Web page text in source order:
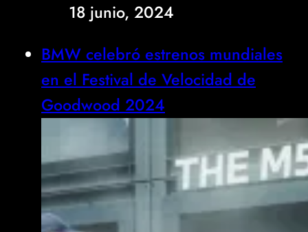
18 junio, 2024
BMW celebró estrenos mundiales
en el Festival de Velocidad de
Goodwood 2024